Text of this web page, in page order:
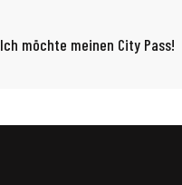
Ich möchte meinen City Pass!